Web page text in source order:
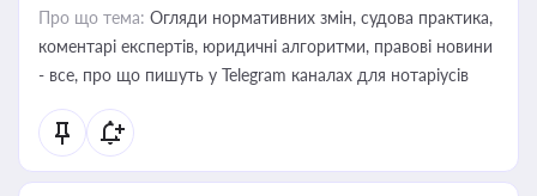
Про що тема: Огляди нормативних змін, судова практика,
коментарі експертів, юридичні алгоритми, правові новини
- все, про що пишуть у Telegram каналах для нотаріусів